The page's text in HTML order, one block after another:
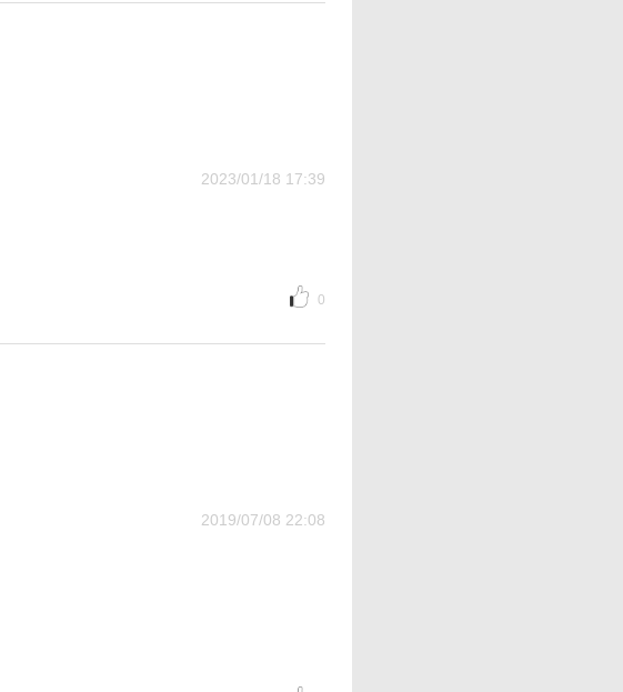
2023/01/18 17:39
0
2019/07/08 22:08